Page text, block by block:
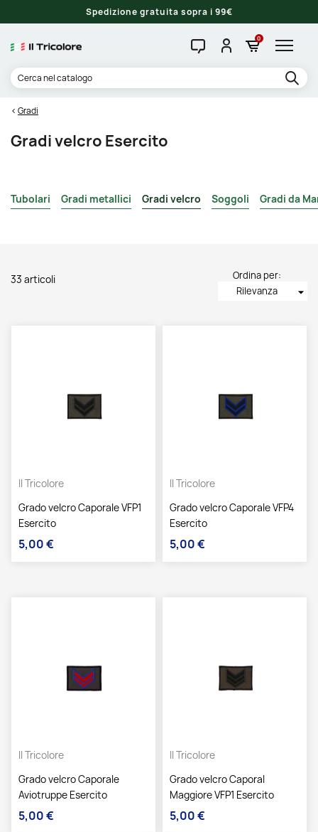
Spedizione gratuita sopra i 99€
0
Gradi
Gradi velcro Esercito
Tubolari Gradi metallici Gradi velcro Soggoli Gradi da
33 articoli
Ordina per:
Rilevanza
arrow_drop_down
Il Tricolore
Grado velcro Caporale VFP1
Esercito
Prezzo
5,00 €
Il Tricolore
Grado velcro Caporale VFP4
Esercito
Prezzo
5,00 €
Il Tricolore
Grado velcro Caporale
Aviotruppe Esercito
Prezzo
5,00 €
Il Tricolore
Grado velcro Caporal
Maggiore VFP1 Esercito
Prezzo
5,00 €